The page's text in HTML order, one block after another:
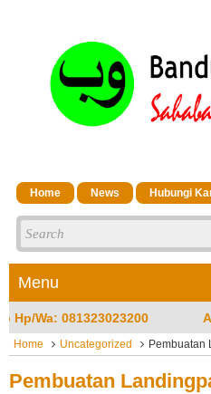
Home News Hubungi
Menu
Assalamulaikum, Selamat
Home Uncategorized Pembuatan
Pembuatan